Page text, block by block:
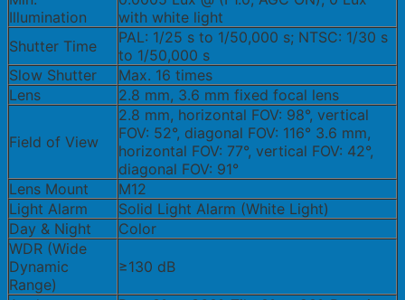
Illumination
with white light
Shutter Time
PAL: 1/25 s to 1/50,000 s; NTSC: 1/30 s
to 1/50,000 s
Slow Shutter
Max. 16 times
Lens
2.8 mm, 3.6 mm fixed focal lens
Field of View
2.8 mm, horizontal FOV: 98°, vertical
FOV: 52°, diagonal FOV: 116° 3.6 mm,
horizontal FOV: 77°, vertical FOV: 42°,
diagonal FOV: 91°
Lens Mount
M12
Light Alarm
Solid Light Alarm (White Light)
Day & Night
Color
WDR (Wide
Dynamic
Range)
≥130 dB